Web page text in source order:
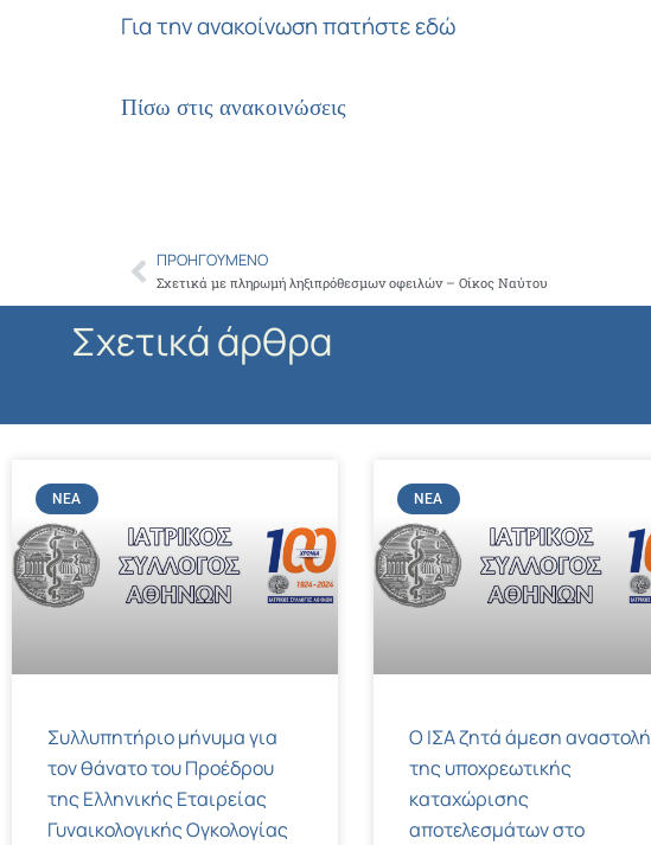
Για την ανακοίνωση πατήστε εδώ
Πίσω στις ανακοινώσεις
Prev
ΠΡΟΗΓΟΎΜΕΝΟ
Σχετικά με πληρωμή ληξιπρόθεσμων οφειλών – Οίκος Ναύτου
Σχετικά άρθρα
ΝΈΑ
Συλλυπητήριο μήνυμα για
τον θάνατο του Προέδρου
της Ελληνικής Εταιρείας
Γυναικολογικής Ογκολογίας
ΝΈΑ
Ο ΙΣΑ ζητά άμεση αναστολή
της υποχρεωτικής
καταχώρισης
αποτελεσμάτων στο